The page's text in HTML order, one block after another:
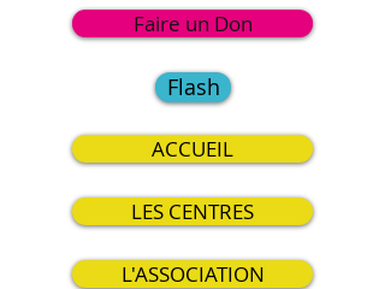
Faire un Don
Flash
ACCUEIL
LES CENTRES
L'ASSOCIATION